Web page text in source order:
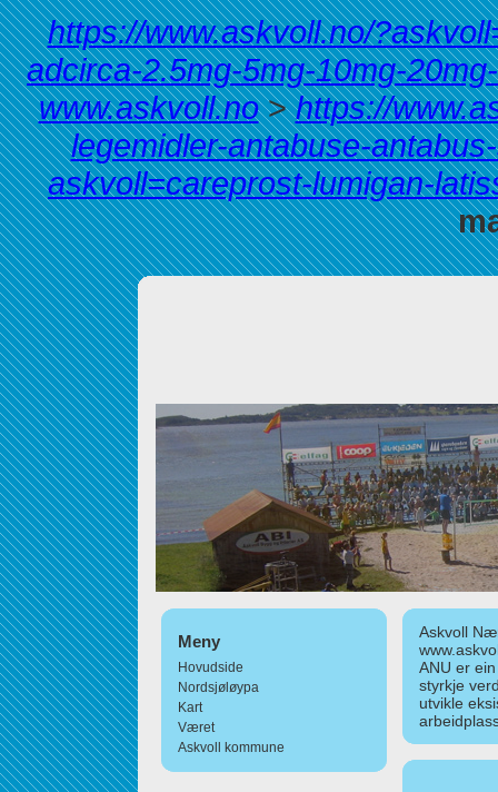
https://www.askvoll.no/
adcirca-2.5mg-5mg-10mg-
www.askvoll.no>https://
legemidler-antabuse-
askvoll=careprost-lumigan-
Meny
Hovudside
Nordsjøløypa
Kart
Været
Askvoll kommune
Askvoll
ANU er
styrkje
utvikle